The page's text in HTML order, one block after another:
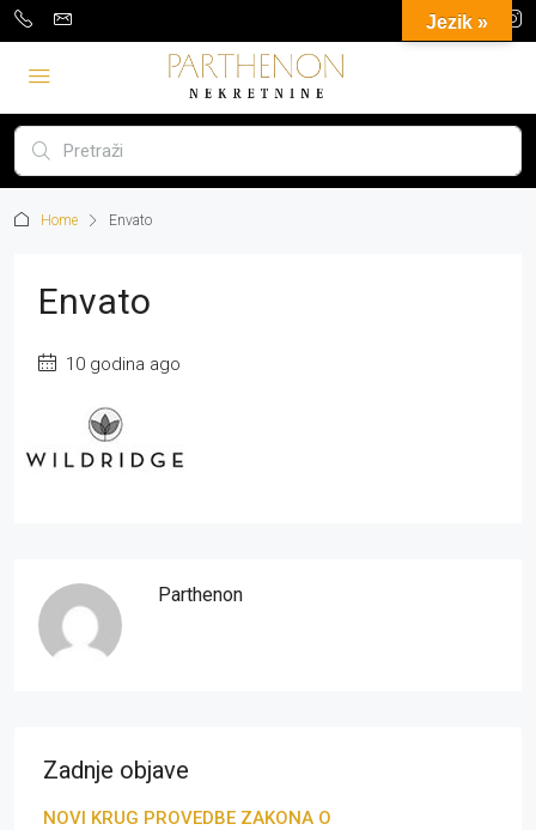
Home Envato
Envato
10 godina ago
Parthenon
Zadnje objave
NOVI KRUG PROVEDBE ZAKONA O
Jezik »